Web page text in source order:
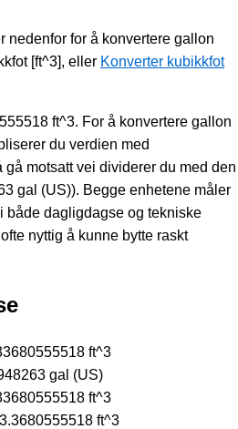
nedenfor for å konvertere gallon
[ft^3], eller Konverter kubikkfot
ft^3. For å konvertere gallon
du verdien med
gå motsatt vei dividerer du med den
gal (US)). Begge enhetene måler
både dagligdagse og tekniske
nyttig å kunne bytte raskt
ft^3
gal (US)
ft^3
ft^3